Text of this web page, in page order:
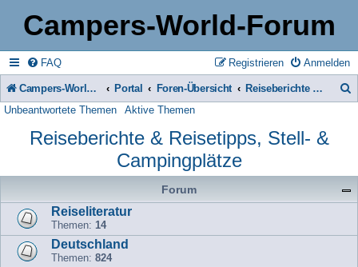
Campers-World-Forum
FAQ Anmelden
Registrieren
Campers-World-Forum Portal Foren-Übersicht Reiseberichte & Reisetipps, Stell- & Campingplätze
Unbeantwortete Themen Aktive Themen
Reiseberichte & Reisetipps, Stell- &
Campingplätze
Forum
Reiseliteratur
Themen: 14
Deutschland
Themen: 824